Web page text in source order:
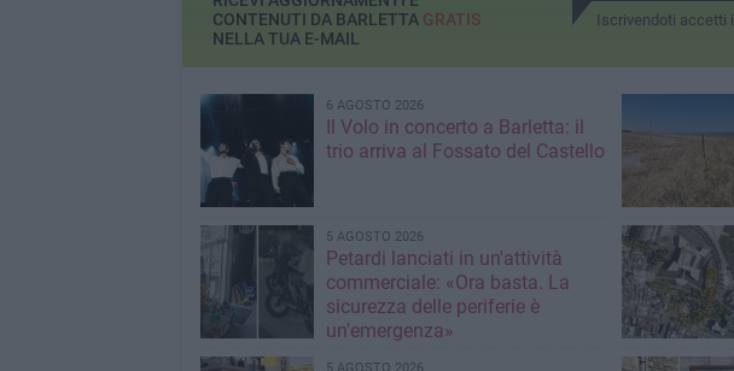
Iscrivendoti accetti i
CONTENUTI DA BARLETTA GRATIS
NELLA TUA E-MAIL
6 AGOSTO 2026
Il Volo in concerto a Barletta: il
trio arriva al Fossato del Castello
5 AGOSTO 2026
Petardi lanciati in un'attività
commerciale: «Ora basta. La
sicurezza delle periferie è
un'emergenza»